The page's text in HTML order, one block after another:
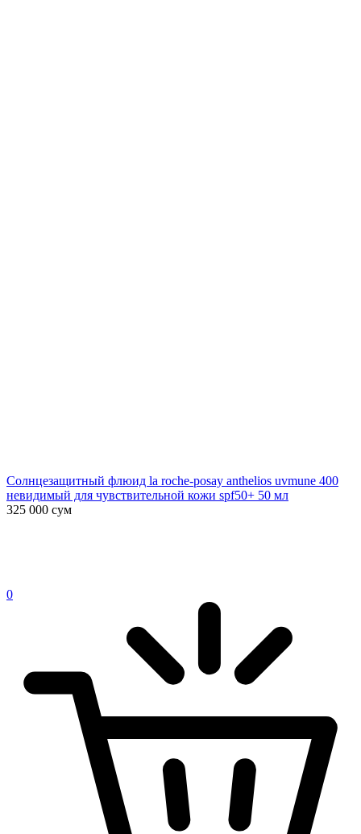
Солнцезащитный флюид la roche-posay anthelios uvmune 400
невидимый для чувствительной кожи spf50+ 50 мл
325 000 сум
0